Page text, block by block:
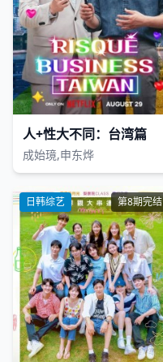
人+性大不同：台湾篇
成始璄,申东烨
日韩综艺 第8期完结